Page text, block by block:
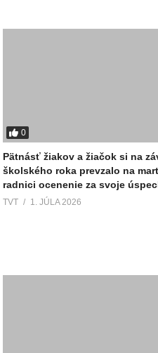
0
Pätnásť žiakov a žiačok si na
školského roka prevzalo na
radnici ocenenie za svoje
TVT 1. JÚLA 2026